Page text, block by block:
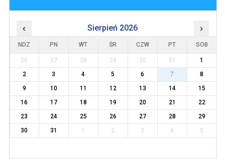
‹ Sierpień 2026 ›
NDZ PN WT ŚR CZW PT SOB
26 27 28 29 30 31
1
2
3 4 5 6 7
8
9
10 11 12 13 14
15
16
17 18 19 20 21
22
23
24 25 26 27 28
29
30
31 1 2 3 4 5